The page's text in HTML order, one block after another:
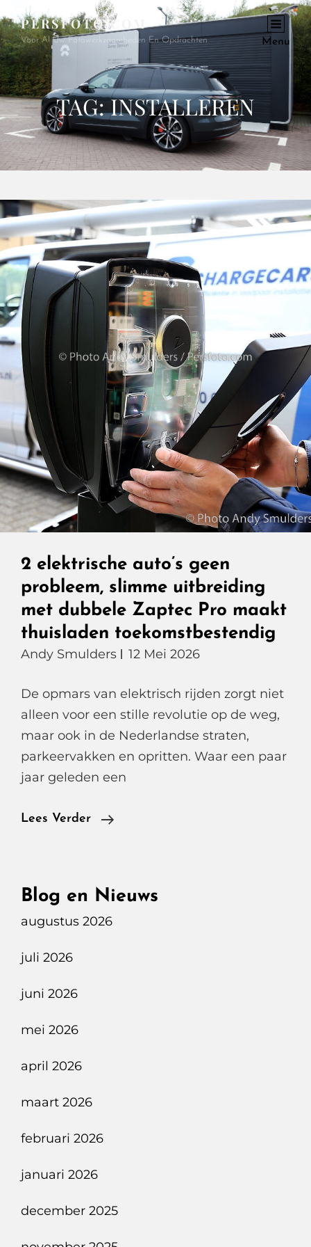
PERSFOTO.COM
Voor Al Uw Fotowerkzaamheden En Opdrachten Menu
TAG:INSTALLEREN
2 elektrische auto’s geen
probleem, slimme uitbreiding
met dubbele Zaptec Pro maakt
thuisladen toekomstbestendig
Andy Smulders 12 Mei 2026
De opmars van elektrisch rijden zorgt niet
alleen voor een stille revolutie op de weg,
maar ook in de Nederlandse straten,
parkeervakken en opritten. Waar een paar
jaar geleden een
Lees Verder
2
Probleem,
Blog en Nieuws
augustus 2026
juli 2026
juni 2026
mei 2026
april 2026
maart 2026
februari 2026
januari 2026
december 2025